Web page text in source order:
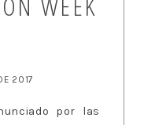
2017
por las